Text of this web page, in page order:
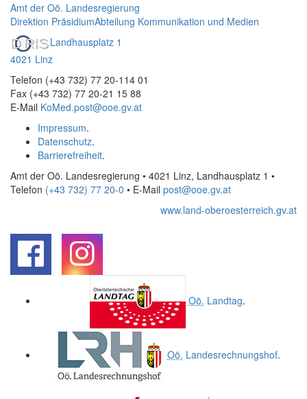
Amt der Oö. Landesregierung
Direktion PräsidiumAbteilung Kommunikation und Medien
Landhausplatz 1
4021 Linz
Telefon (+43 732) 77 20-114 01
Fax (+43 732) 77 20-21 15 88
E-Mail KoMed.post@ooe.gv.at
Impressum.
Datenschutz.
Barrierefreiheit.
Amt der Oö. Landesregierung • 4021 Linz, Landhausplatz 1 •
Telefon (+43 732) 77 20-0 • E-Mail post@ooe.gv.at
www.land-oberoesterreich.gv.at
Oö. Landtag.
Oö. Landesrechnungshof.